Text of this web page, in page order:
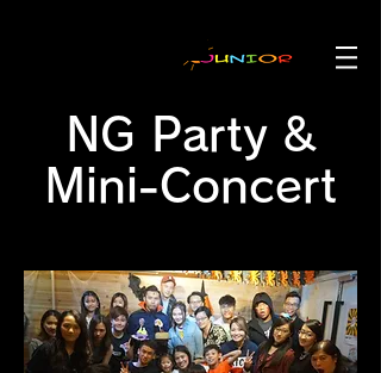
NG Party &
Mini-Concert